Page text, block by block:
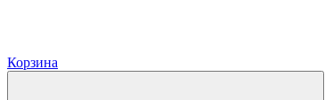
Корзина